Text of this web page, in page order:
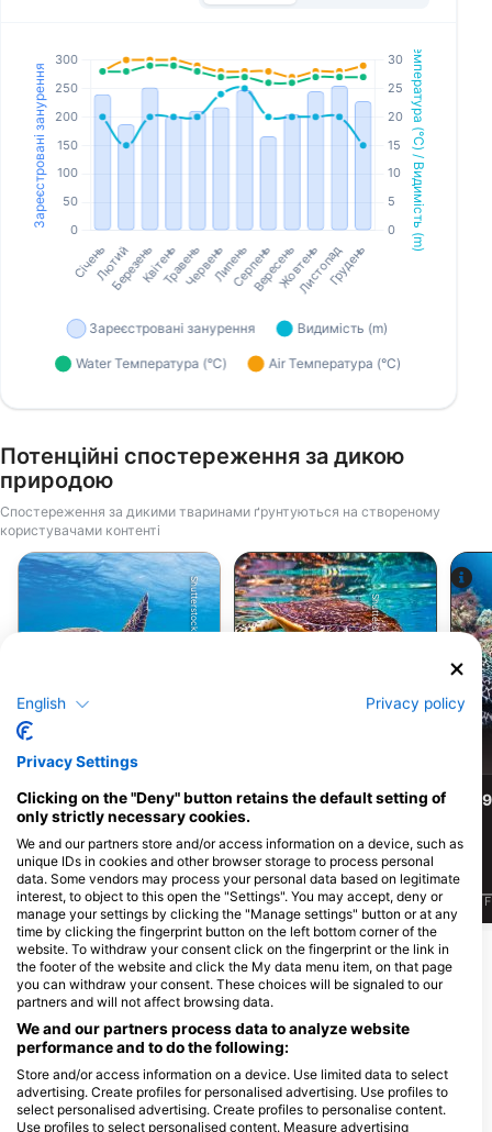
Потенційні спостереження за дикою
природою
Спостереження за дикими тваринами ґрунтуються на створеному
користувачами контенті
Shutterstock-Shane Myers Photography
997Спостереження
J F M A M J J A S O N D
Shutterstock-Andrey Armyagov
Черепаха
336Спостереження
J F M A M J J A S O N D F
Показати більше тварин
Дайвінг-центри обслуговують цей
дайвінг-сайт
Ecole de Plongée de TAHITI FLUID Tahiti - Diving Center
English Privacy policy
Privacy Settings
Clicking on the "Deny" button retains the default setting of
only strictly necessary cookies.
We and our partners store and/or access information on a device, such as
unique IDs in cookies and other browser storage to process personal
data. Some vendors may process your personal data based on legitimate
interest, to object to this open the "Settings". You may accept, deny or
manage your settings by clicking the "Manage settings" button or at any
time by clicking the fingerprint button on the left bottom corner of the
website. To withdraw your consent click on the fingerprint or the link in
the footer of the website and click the My data menu item, on that page
you can withdraw your consent. These choices will be signaled to our
partners and will not affect browsing data.
We and our partners process data to analyze website
performance and to do the following:
Store and/or access information on a device. Use limited data to select
advertising. Create profiles for personalised advertising. Use profiles to
select personalised advertising. Create profiles to personalise content.
Use profiles to select personalised content. Measure advertising